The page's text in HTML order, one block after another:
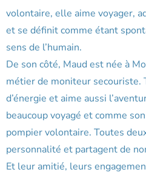
volontaire, elle aime voyager,
et se définit comme étant
sens de l’humain.
De son côté, Maud est née à
métier de moniteur secouriste.
d’énergie et aime aussi
beaucoup voyagé et comme
pompier volontaire. Toutes
personnalité et partagent de
Et leur amitié, leurs